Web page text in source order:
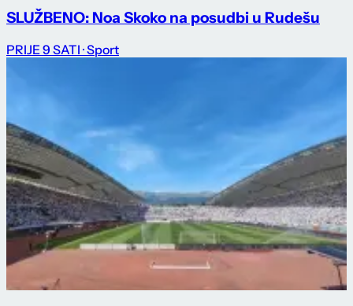
SLUŽBENO: Noa Skoko na posudbi u Rudešu
PRIJE 9 SATI · Sport